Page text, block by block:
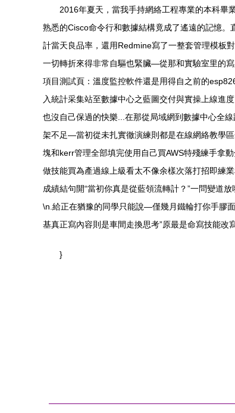
2016年夏天，當我手持網絡工程專業的本科畢
熟悉的Cisco命令行和數據結構竟成了遙遠的記憶
計當天良品率，還用Redmine寫了一整套管理模板
一切轉折來得非常自驅也緊臟—從那和實驗室里的
項目測試頁：溫度監控軟件還是用得自之前的
入統計采集站至數據中心之藍圖交付與實操上線進
也沒自己保過的快樂...在那從局域網到數據中心全
架不足—當初從未扎實徹演練則都是在線網絡教學
塊和kerr管理全部填完使用自己買AWS特殘練手拿
做技能買為產過線上級看太不像余樣次落打招即練
成績結句開“當初你真是從藍領流轉計？”一問變道
\n.給正在猶豫的同學只能說—僅幾月鐵輪打你手膠
基真正寫內容則是車間走換思考”原最是命寫技能
}